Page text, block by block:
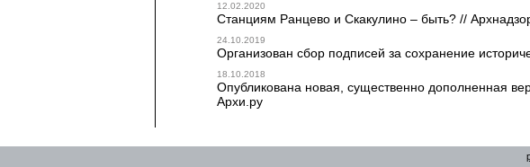
12.02.2020
Станциям Ранцево и Скакулино – быть? //
24.10.2019
Организован сбор подписей за сохранение
18.10.2018
Опубликована новая, существенно дополненная
Архи.ру